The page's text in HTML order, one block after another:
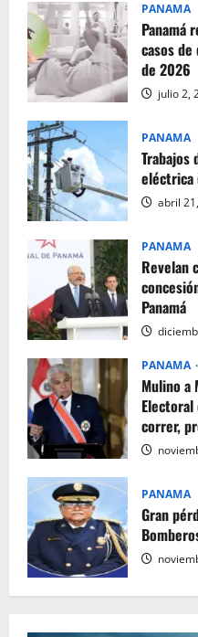
PANAMA
Panamá
casos
de 2026
julio 2,
PANAMA
Trabajos
eléctrica
abril
PANAMA
Revelan
Panamá
PANAMA
Mulino a
Electoral
correr,
PANAMA
Gran